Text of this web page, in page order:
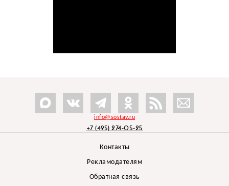
info@sostav.ru
+7 (495) 274-05-25
Контакты
Рекламодателям
Обратная связь